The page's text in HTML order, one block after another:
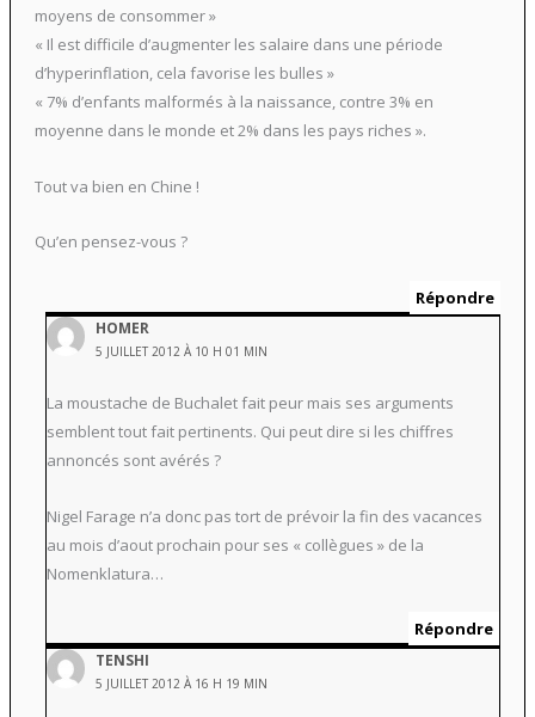
moyens de consommer »
« Il est difficile d’augmenter les salaire dans une période
d’hyperinflation, cela favorise les bulles »
« 7% d’enfants malformés à la naissance, contre 3% en
moyenne dans le monde et 2% dans les pays riches ».
Tout va bien en Chine !
Qu’en pensez-vous ?
Répondre
HOMER
5 JUILLET 2012 À 10 H 01 MIN
La moustache de Buchalet fait peur mais ses arguments
semblent tout fait pertinents. Qui peut dire si les chiffres
annoncés sont avérés ?
Nigel Farage n’a donc pas tort de prévoir la fin des vacances
au mois d’aout prochain pour ses « collègues » de la
Nomenklatura…
Répondre
TENSHI
5 JUILLET 2012 À 16 H 19 MIN